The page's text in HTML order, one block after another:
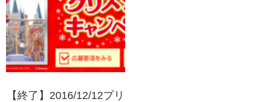
【終了】2016/12/12プリ